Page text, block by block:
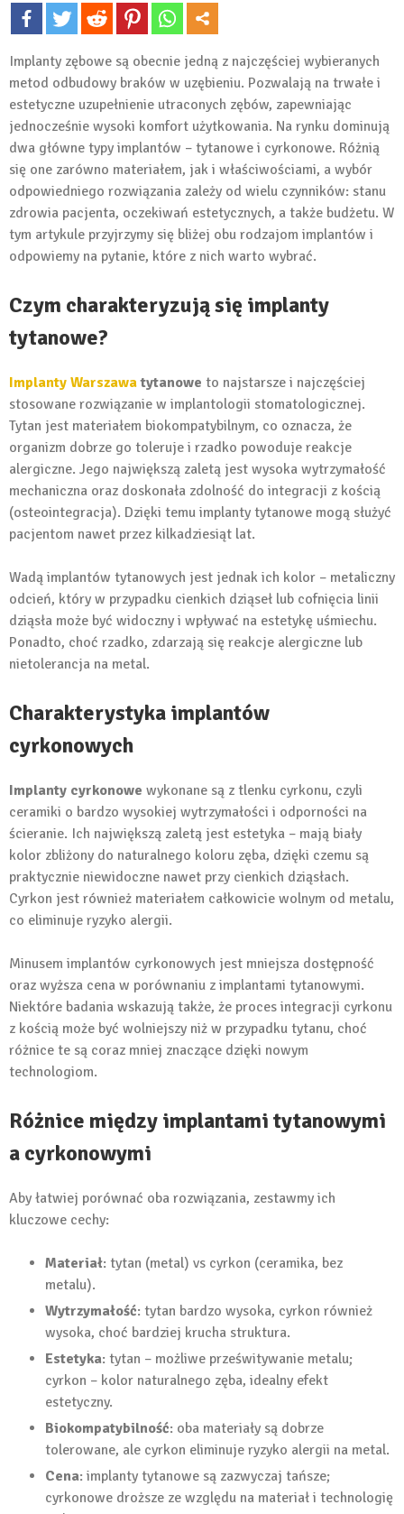
Implanty zębowe są obecnie jedną z najczęściej wybieranych
metod odbudowy braków w uzębieniu. Pozwalają na trwałe i
estetyczne uzupełnienie utraconych zębów, zapewniając
jednocześnie wysoki komfort użytkowania. Na rynku dominują
dwa główne typy implantów – tytanowe i cyrkonowe. Różnią
się one zarówno materiałem, jak i właściwościami, a wybór
odpowiedniego rozwiązania zależy od wielu czynników: stanu
zdrowia pacjenta, oczekiwań estetycznych, a także budżetu. W
tym artykule przyjrzymy się bliżej obu rodzajom implantów i
odpowiemy na pytanie, które z nich warto wybrać.
Czym charakteryzują się implanty
tytanowe?
Implanty Warszawatytanowe to najstarsze i najczęściej
stosowane rozwiązanie w implantologii stomatologicznej.
Tytan jest materiałem biokompatybilnym, co oznacza, że
organizm dobrze go toleruje i rzadko powoduje reakcje
alergiczne. Jego największą zaletą jest wysoka wytrzymałość
mechaniczna oraz doskonała zdolność do integracji z kością
(osteointegracja). Dzięki temu implanty tytanowe mogą służyć
pacjentom nawet przez kilkadziesiąt lat.
Wadą implantów tytanowych jest jednak ich kolor – metaliczny
odcień, który w przypadku cienkich dziąseł lub cofnięcia linii
dziąsła może być widoczny i wpływać na estetykę uśmiechu.
Ponadto, choć rzadko, zdarzają się reakcje alergiczne lub
nietolerancja na metal.
Charakterystyka implantów
cyrkonowych
Implanty cyrkonowe wykonane są z tlenku cyrkonu, czyli
ceramiki o bardzo wysokiej wytrzymałości i odporności na
ścieranie. Ich największą zaletą jest estetyka – mają biały
kolor zbliżony do naturalnego koloru zęba, dzięki czemu są
praktycznie niewidoczne nawet przy cienkich dziąsłach.
Cyrkon jest również materiałem całkowicie wolnym od metalu,
co eliminuje ryzyko alergii.
Minusem implantów cyrkonowych jest mniejsza dostępność
oraz wyższa cena w porównaniu z implantami tytanowymi.
Niektóre badania wskazują także, że proces integracji cyrkonu
z kością może być wolniejszy niż w przypadku tytanu, choć
różnice te są coraz mniej znaczące dzięki nowym
technologiom.
Różnice między implantami tytanowymi
a cyrkonowymi
Aby łatwiej porównać oba rozwiązania, zestawmy ich
kluczowe cechy:
Materiał: tytan (metal) vs cyrkon (ceramika, bez
metalu).
Wytrzymałość: tytan bardzo wysoka, cyrkon również
wysoka, choć bardziej krucha struktura.
Estetyka: tytan – możliwe prześwitywanie metalu;
cyrkon – kolor naturalnego zęba, idealny efekt
estetyczny.
Biokompatybilność: oba materiały są dobrze
tolerowane, ale cyrkon eliminuje ryzyko alergii na metal.
Cena: implanty tytanowe są zazwyczaj tańsze;
cyrkonowe droższe ze względu na materiał i technologię